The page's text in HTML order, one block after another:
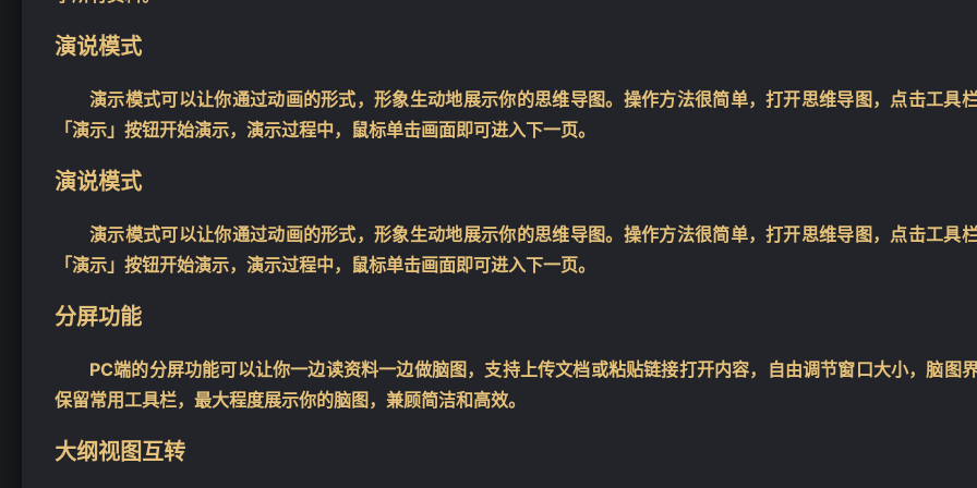
演说模式
演示模式可以让你通过动画的形式，形象生动地展示你的思维导图。操作方法很简单，打开思维导图，点击工具
「演示」按钮开始演示，演示过程中，鼠标单击画面即可进入下一页。
演说模式
演示模式可以让你通过动画的形式，形象生动地展示你的思维导图。操作方法很简单，打开思维导图，点击工具
「演示」按钮开始演示，演示过程中，鼠标单击画面即可进入下一页。
分屏功能
PC端的分屏功能可以让你一边读资料一边做脑图，支持上传文档或粘贴链接打开内容，自由调节窗口大小，脑图
保留常用工具栏，最大程度展示你的脑图，兼顾简洁和高效。
大纲视图互转
❄